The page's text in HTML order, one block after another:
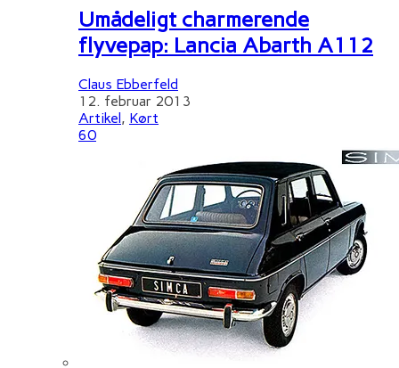
Umådeligt charmerende
flyvepap: Lancia Abarth A112
Claus Ebberfeld
12. februar 2013
Artikel, Kørt
60